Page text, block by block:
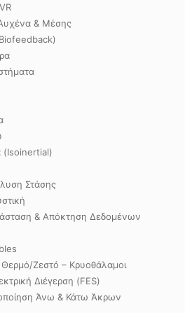
& Μέσης
(Isoinertial)
Στάσης
& Απόκτηση Δεδομένων
Ζεστό – Κρυοθάλαμοι
Διέγερση (FES)
Άνω & Κάτω Άκρων